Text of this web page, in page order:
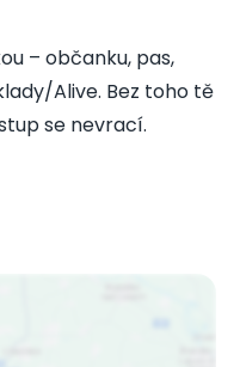
– občanku, pas,
Alive. Bez toho tě
se nevrací.